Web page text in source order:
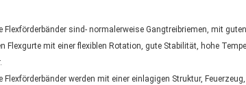
Flexförderbänder sind- normalerweise Gangtreibriemen, mit
Flexgurte mit einer flexiblen Rotation, gute Stabilität, hohe
Flexförderbänder werden mit einer einlagigen Struktur,